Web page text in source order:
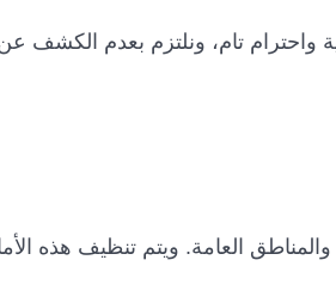
واحترام تام، ونلتزم بعدم
العامة. ويتم تنظيف هذه